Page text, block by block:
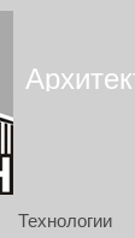
Технологии